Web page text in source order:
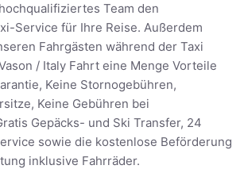
Team den
Service für Ihre Reise. Außerdem
Fahrgästen während der Taxi
/ Italy Fahrt eine Menge Vorteile
Keine Stornogebühren,
Keine Gebühren bei
Gepäcks- und Ski Transfer, 24
sowie die kostenlose Beförderung
inklusive Fahrräder.